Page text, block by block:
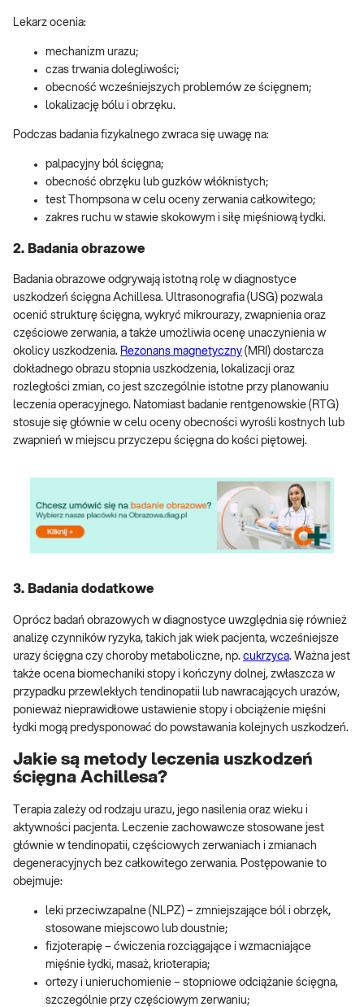
Lekarz ocenia:
mechanizm urazu;
czas trwania dolegliwości;
obecność wcześniejszych problemów ze ścięgnem;
lokalizację bólu i obrzęku.
Podczas badania fizykalnego zwraca się uwagę na:
palpacyjny ból ścięgna;
obecność obrzęku lub guzków włóknistych;
test Thompsona w celu oceny zerwania całkowitego;
zakres ruchu w stawie skokowym i siłę mięśniową łydki.
2. Badania obrazowe
Badania obrazowe odgrywają istotną rolę w diagnostyce
uszkodzeń ścięgna Achillesa. Ultrasonografia (USG) pozwala
ocenić strukturę ścięgna, wykryć mikrourazy, zwapnienia oraz
częściowe zerwania, a także umożliwia ocenę unaczynienia w
okolicy uszkodzenia. Rezonans magnetyczny (MRI) dostarcza
dokładnego obrazu stopnia uszkodzenia, lokalizacji oraz
rozległości zmian, co jest szczególnie istotne przy planowaniu
leczenia operacyjnego. Natomiast badanie rentgenowskie (RTG)
stosuje się głównie w celu oceny obecności wyrośli kostnych lub
zwapnień w miejscu przyczepu ścięgna do kości piętowej.
3. Badania dodatkowe
Oprócz badań obrazowych w diagnostyce uwzględnia się również
analizę czynników ryzyka, takich jak wiek pacjenta, wcześniejsze
urazy ścięgna czy choroby metaboliczne, np. cukrzyca. Ważna jest
także ocena biomechaniki stopy i kończyny dolnej, zwłaszcza w
przypadku przewlekłych tendinopatii lub nawracających urazów,
ponieważ nieprawidłowe ustawienie stopy i obciążenie mięśni
łydki mogą predysponować do powstawania kolejnych uszkodzeń.
Jakie są metody leczenia uszkodzeń
ścięgna Achillesa?
Terapia zależy od rodzaju urazu, jego nasilenia oraz wieku i
aktywności pacjenta. Leczenie zachowawcze stosowane jest
głównie w tendinopatii, częściowych zerwaniach i zmianach
degeneracyjnych bez całkowitego zerwania. Postępowanie to
obejmuje:
leki przeciwzapalne (NLPZ) – zmniejszające ból i obrzęk,
stosowane miejscowo lub doustnie;
fizjoterapię – ćwiczenia rozciągające i wzmacniające
mięśnie łydki, masaż, krioterapia;
ortezy i unieruchomienie – stopniowe odciążanie ścięgna,
szczególnie przy częściowym zerwaniu;